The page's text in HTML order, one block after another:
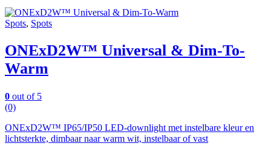
Spots, Spots
ONExD2W™ Universal & Dim-To-
Warm
0 out of 5
(0)
ONExD2W™ IP65/IP50 LED-downlight met instelbare kleur en
lichtsterkte, dimbaar naar warm wit, instelbaar of vast